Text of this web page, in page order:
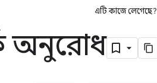
এটি কাজে লেগেছে?
অনুরোধ